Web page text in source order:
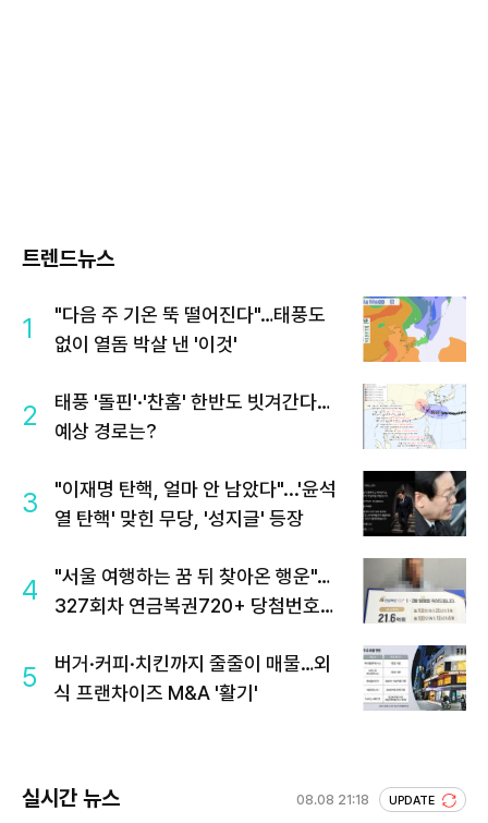
트렌드뉴스
1
"다음 주 기온 뚝 떨어진다"…태풍도
없이 열돔 박살 낸 '이것'
2
태풍 '돌핀'·'찬홈' 한반도 빗겨간다…
예상 경로는?
3
"이재명 탄핵, 얼마 안 남았다"...'윤석
열 탄핵' 맞힌 무당, '성지글' 등장
4
"서울 여행하는 꿈 뒤 찾아온 행운"…
327회차 연금복권720+ 당첨번호조
5
버거·커피·치킨까지 줄줄이 매물…외
식 프랜차이즈 M&A '활기'
실시간 뉴스 08.08 21:18 UPDATE